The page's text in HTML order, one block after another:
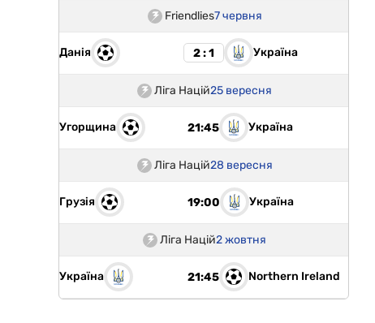
Friendlies7 червня
Данія 2 : 1 Україна
Ліга Націй25 вересня
Угорщина 21:45 Україна
Ліга Націй28 вересня
Грузія 19:00 Україна
Ліга Націй2 жовтня
Україна 21:45 Northern Ireland